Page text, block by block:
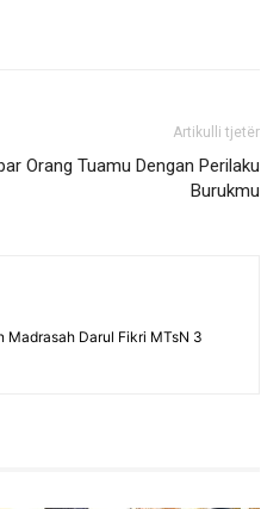
Artikulli tjetër
Orang Tuamu Dengan Perilaku
Burukmu
Madrasah Darul Fikri MTsN 3